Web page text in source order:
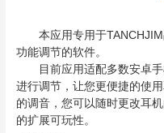
本应用专用于TANCHJIM
功能调节的软件。
目前应用适配多数安卓手
进行调节，让您更便捷的使
的调音，您可以随时更改耳
的扩展可玩性。